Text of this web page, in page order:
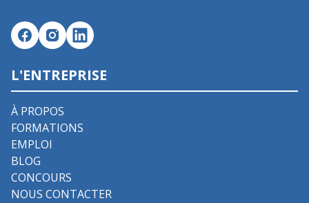
L'ENTREPRISE
À PROPOS
FORMATIONS
EMPLOI
BLOG
CONCOURS
NOUS CONTACTER